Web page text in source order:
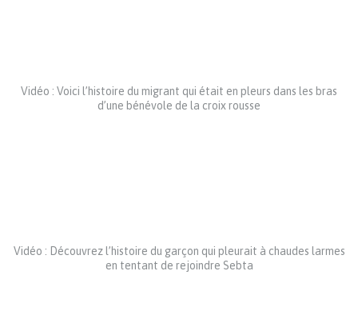
Vidéo : Voici l’histoire du migrant qui était en pleurs dans les bras
d’une bénévole de la croix rousse
Vidéo : Découvrez l’histoire du garçon qui pleurait à chaudes larmes
en tentant de rejoindre Sebta